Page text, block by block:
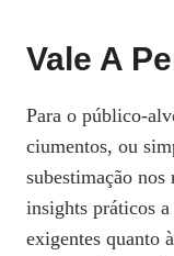
Vale A
Para o
ciumentos, ou
subestimação
insights práticos
exigentes quanto